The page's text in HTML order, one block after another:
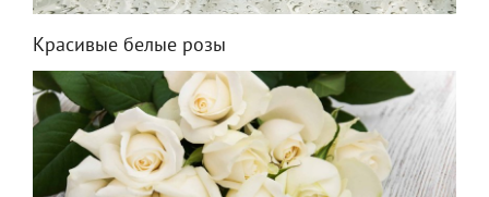
Красивые белые розы